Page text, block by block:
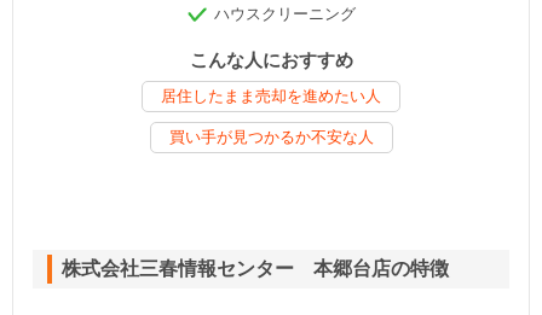
ハウスクリーニング
こんな人におすすめ
居住したまま売却を進めたい人
買い手が見つかるか不安な人
株式会社三春情報センター 本郷台店の特徴